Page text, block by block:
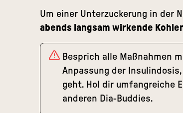
Um einer Unterzuckerung in der
abends langsam wirkende
Besprich alle Maßnahmen
Anpassung der
geht. Hol dir umfangreiche
anderen Dia-Buddies.